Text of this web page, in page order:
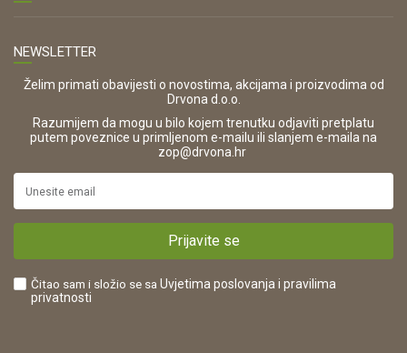
OIB:
42821181683
16280
https://www.drvona.hr/
POREZNI BROJ:
Zaštita privatnosti i osobnih podataka
Korištenje kolačića
Pravo na odustajanje i jednostrani raskid ugovora
Reklamacije
Plaćanje karticama
Što dobivam registracijom?
NEWSLETTER
Želim primati obavijesti o novostima, akcijama i proizvodima od
Drvona d.o.o.
Razumijem da mogu u bilo kojem trenutku odjaviti pretplatu
putem poveznice u primljenom e-mailu ili slanjem e-maila na
zop@drvona.hr
Prijavite se
Čitao sam i složio se sa Uvjetima poslovanja i pravilima
privatnosti